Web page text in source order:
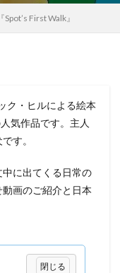
First Walk』
ク・ヒルによる絵本
気作品です。主人
す。
に出てくる日常の
画のご紹介と日本